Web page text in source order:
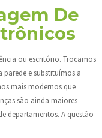
De
ou escritório. Trocamos
e substituímos a
mais modernos que
são ainda maiores
departamentos. A questão